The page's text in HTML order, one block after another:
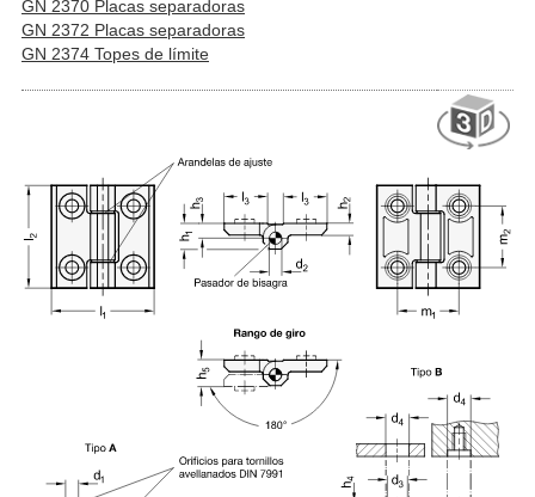
GN 2370 Placas separadoras
GN 2372 Placas separadoras
GN 2374 Topes de límite